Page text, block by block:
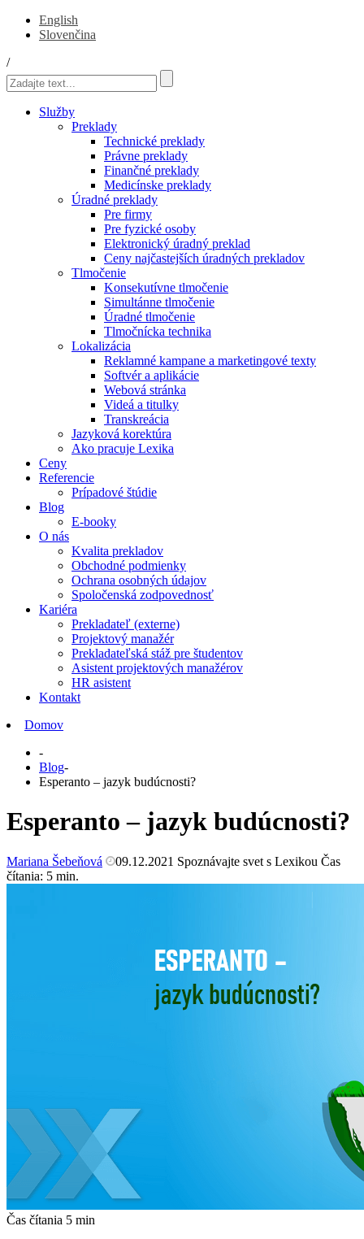
English
Slovenčina
/
Služby
Preklady
Technické preklady
Právne preklady
Finančné preklady
Medicínske preklady
Úradné preklady
Pre firmy
Pre fyzické osoby
Elektronický úradný preklad
Ceny najčastejších úradných prekladov
Tlmočenie
Konsekutívne tlmočenie
Simultánne tlmočenie
Úradné tlmočenie
Tlmočnícka technika
Lokalizácia
Reklamné kampane a marketingové texty
Softvér a aplikácie
Webová stránka
Videá a titulky
Transkreácia
Jazyková korektúra
Ako pracuje Lexika
Ceny
Referencie
Prípadové štúdie
Blog
E-booky
O nás
Kvalita prekladov
Obchodné podmienky
Ochrana osobných údajov
Spoločenská zodpovednosť
Kariéra
Prekladateľ (externe)
Projektový manažér
Prekladateľská stáž pre študentov
Asistent projektových manažérov
HR asistent
Kontakt
Domov
-
Blog-
Esperanto – jazyk budúcnosti?
Esperanto – jazyk budúcnosti?
Mariana Šebeňová 09.12.2021 Spoznávajte svet s Lexikou Čas
čítania: 5 min.
Čas čítania 5 min